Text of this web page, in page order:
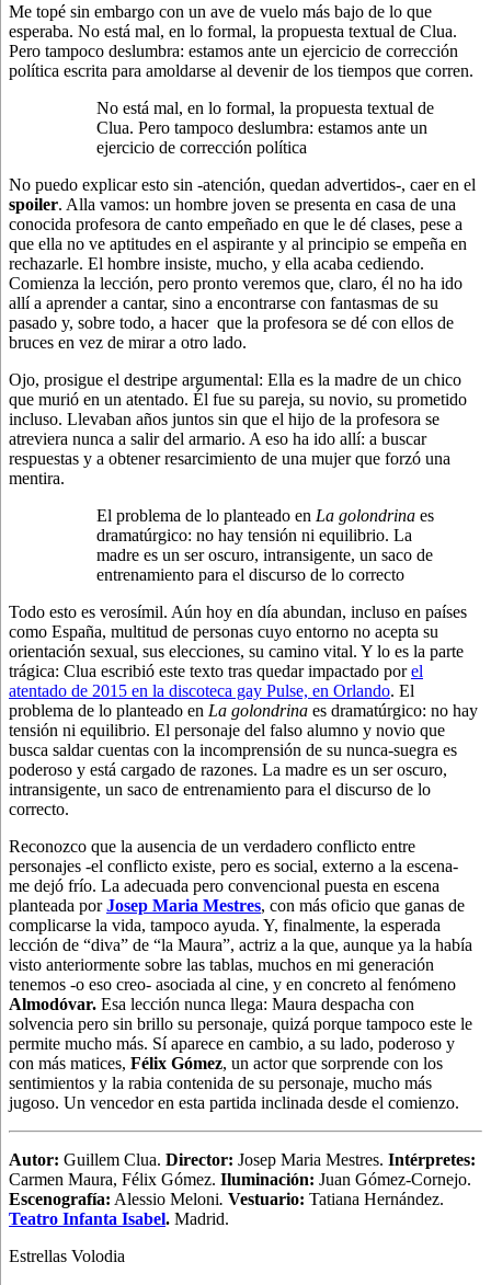
Me topé sin embargo con un ave de vuelo más bajo de lo que
esperaba. No está mal, en lo formal, la propuesta textual de Clua.
Pero tampoco deslumbra: estamos ante un ejercicio de corrección
política escrita para amoldarse al devenir de los tiempos que corren.
No está mal, en lo formal, la propuesta textual de
Clua. Pero tampoco deslumbra: estamos ante un
ejercicio de corrección política
No puedo explicar esto sin -atención, quedan advertidos-, caer en el
spoiler. Alla vamos: un hombre joven se presenta en casa de una
conocida profesora de canto empeñado en que le dé clases, pese a
que ella no ve aptitudes en el aspirante y al principio se empeña en
rechazarle. El hombre insiste, mucho, y ella acaba cediendo.
Comienza la lección, pero pronto veremos que, claro, él no ha ido
allí a aprender a cantar, sino a encontrarse con fantasmas de su
pasado y, sobre todo, a hacer que la profesora se dé con ellos de
bruces en vez de mirar a otro lado.
Ojo, prosigue el destripe argumental: Ella es la madre de un chico
que murió en un atentado. Él fue su pareja, su novio, su prometido
incluso. Llevaban años juntos sin que el hijo de la profesora se
atreviera nunca a salir del armario. A eso ha ido allí: a buscar
respuestas y a obtener resarcimiento de una mujer que forzó una
mentira.
El problema de lo planteado en La golondrina es
dramatúrgico: no hay tensión ni equilibrio. La
madre es un ser oscuro, intransigente, un saco de
entrenamiento para el discurso de lo correcto
Todo esto es verosímil. Aún hoy en día abundan, incluso en países
como España, multitud de personas cuyo entorno no acepta su
orientación sexual, sus elecciones, su camino vital. Y lo es la parte
trágica: Clua escribió este texto tras quedar impactado porel
atentado de 2015 en la discoteca gay Pulse, en Orlando. El
problema de lo planteado en La golondrina es dramatúrgico: no hay
tensión ni equilibrio. El personaje del falso alumno y novio que
busca saldar cuentas con la incomprensión de su nunca-suegra es
poderoso y está cargado de razones. La madre es un ser oscuro,
intransigente, un saco de entrenamiento para el discurso de lo
correcto.
Reconozco que la ausencia de un verdadero conflicto entre
personajes -el conflicto existe, pero es social, externo a la escena-
me dejó frío. La adecuada pero convencional puesta en escena
planteada porJosep Maria Mestres, con más oficio que ganas de
complicarse la vida, tampoco ayuda. Y, finalmente, la esperada
lección de “diva” de “la Maura”, actriz a la que, aunque ya la había
visto anteriormente sobre las tablas, muchos en mi generación
tenemos -o eso creo- asociada al cine, y en concreto al fenómeno
Almodóvar. Esa lección nunca llega: Maura despacha con
solvencia pero sin brillo su personaje, quizá porque tampoco este le
permite mucho más. Sí aparece en cambio, a su lado, poderoso y
con más matices, Félix Gómez, un actor que sorprende con los
sentimientos y la rabia contenida de su personaje, mucho más
jugoso. Un vencedor en esta partida inclinada desde el comienzo.
Autor: Guillem Clua. Director: Josep Maria Mestres. Intérpretes:
Carmen Maura, Félix Gómez. Iluminación: Juan Gómez-Cornejo.
Escenografía: Alessio Meloni. Vestuario: Tatiana Hernández.
Teatro Infanta Isabel. Madrid.
Estrellas Volodia